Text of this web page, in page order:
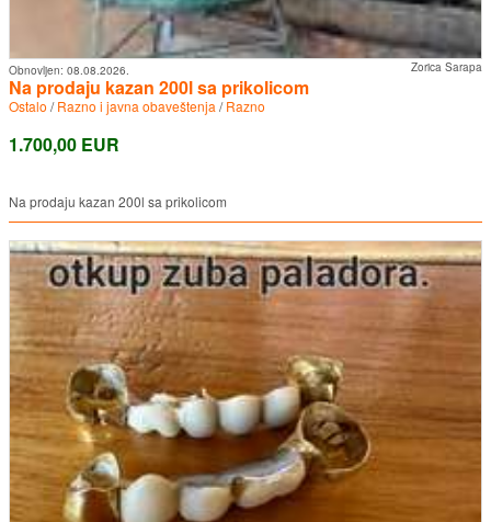
Zorica Sarapa
Obnovljen: 08.08.2026.
Na prodaju kazan 200l sa prikolicom
Ostalo /Razno i javna obaveštenja /Razno
1.700,00 EUR
Na prodaju kazan 200l sa prikolicom